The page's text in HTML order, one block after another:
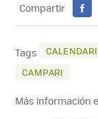
Compartir
Tags
CAMPARI
Más información